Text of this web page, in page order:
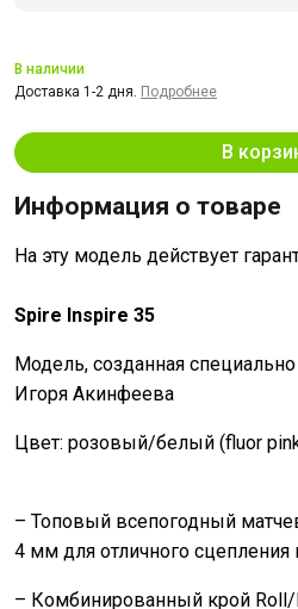
В
В наличии
Доставка 1-2 дня. Подробнее
Информация о товаре
На эту модель действует
Spire Inspire 35
Модель, созданная
Игоря Акинфеева
Цвет: розовый/белый (fluor
– Топовый всепогодный
4 мм для отличного
– Комбинированный крой Roll/